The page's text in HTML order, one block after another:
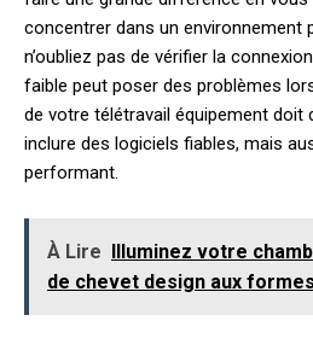
concentrer dans un environnement
n’oubliez pas de vérifier la
faible peut poser des problèmes
de votre télétravail équipement doit
inclure des logiciels fiables, mais
performant.
À Lire
Illuminez votre
de chevet design aux